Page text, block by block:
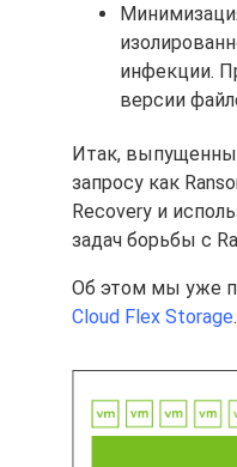
инфекции.
версии
Итак,
запросу как
Recovery и
задач борьбы с
Об этом мы уже
Cloud Flex Storage.